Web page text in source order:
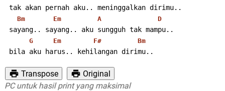
tak akan pernah aku.. meninggalkan dirimu..
Bm Em A D
sayang.. sayang.. aku sungguh tak mampu..
G Em F# Bm
bila aku harus.. kehilangan dirimu..
Transpose
Original
untuk hasil print yang maksimal